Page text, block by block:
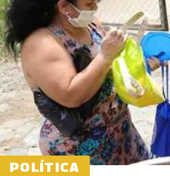
POLÍTICA